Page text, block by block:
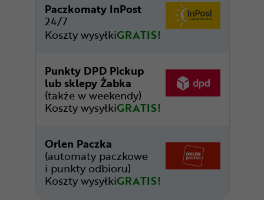
Paczkomaty InPost
24/7
Koszty wysyłkiGRATIS!
Punkty DPD Pickup
lub sklepy Żabka
(także w weekendy)
Koszty wysyłkiGRATIS!
Orlen Paczka
(automaty paczkowe
i punkty odbioru)
Koszty wysyłkiGRATIS!